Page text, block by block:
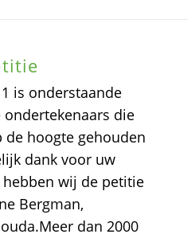
is onderstaande
die
de hoogte gehouden
dank voor uw
wij de petitie
Bergman,
dan 2000